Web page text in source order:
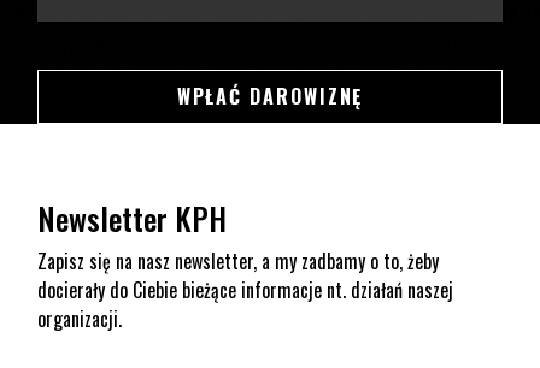
WPŁAĆ DAROWIZNĘ
Newsletter KPH
Zapisz się na nasz newsletter, a my zadbamy o to, żeby
docierały do Ciebie bieżące informacje nt. działań naszej
organizacji.